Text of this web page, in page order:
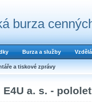
burza
Burza a služby
a tiskové zprávy
E4U a. s. -